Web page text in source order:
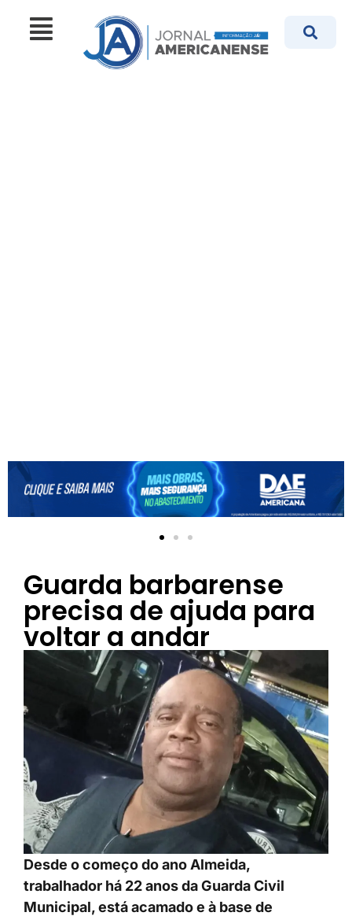
Guarda barbarense
precisa de ajuda para
voltar a andar
Desde o começo do ano Almeida,
trabalhador há 22 anos da Guarda Civil
Municipal, está acamado e à base de